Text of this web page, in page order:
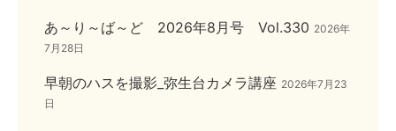
あ～り～ば～ど 2026年8月号 Vol.330 2026年
7月28日
早朝のハスを撮影_弥生台カメラ講座 2026年7月23
日